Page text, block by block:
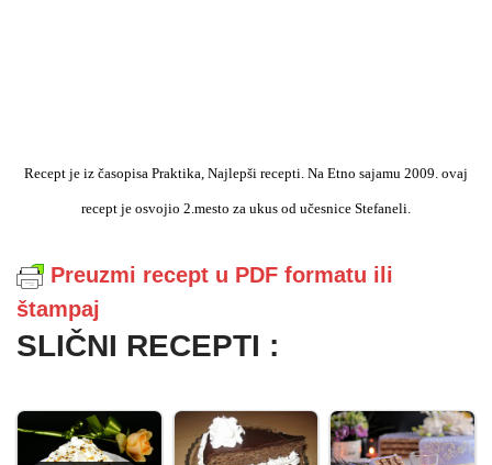
Recept je iz časopisa Praktika, Najlepši recepti. Na Etno sajamu 2009. ovaj
recept je osvojio 2.mesto za ukus od učesnice Stefaneli.
Preuzmi recept u PDF formatu ili
štampaj
SLIČNI RECEPTI :